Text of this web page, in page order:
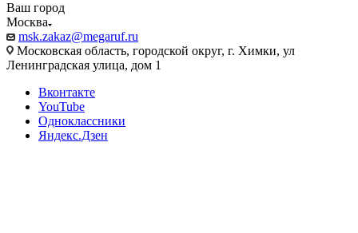
Ваш город
Москва
msk.zakaz@megaruf.ru
Московская область, городской округ, г. Химки, ул
Ленинградская улица, дом 1
Вконтакте
YouTube
Одноклассники
Яндекс.Дзен